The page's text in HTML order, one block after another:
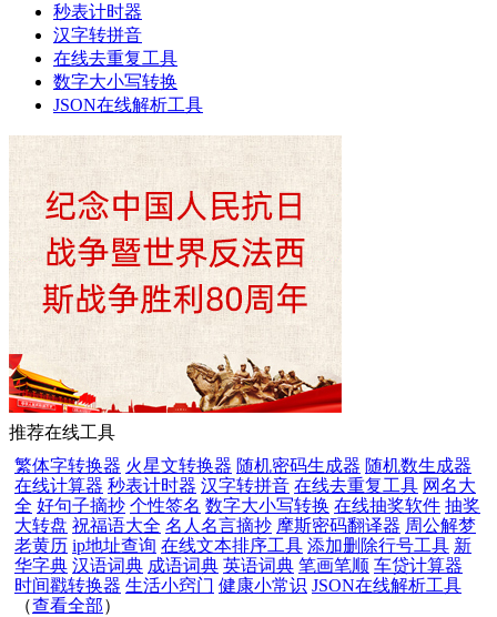
秒表计时器
汉字转拼音
在线去重复工具
数字大小写转换
JSON在线解析工具
推荐在线工具
繁体字转换器 火星文转换器 随机密码生成器 随机数生成器
在线计算器 秒表计时器 汉字转拼音 在线去重复工具 网名大
全 好句子摘抄 个性签名 数字大小写转换 在线抽奖软件 抽奖
大转盘 祝福语大全 名人名言摘抄 摩斯密码翻译器 周公解梦
老黄历 ip地址查询 在线文本排序工具 添加删除行号工具 新
华字典 汉语词典 成语词典 英语词典 笔画笔顺 车贷计算器
时间戳转换器 生活小窍门 健康小常识 JSON在线解析工具
（查看全部）